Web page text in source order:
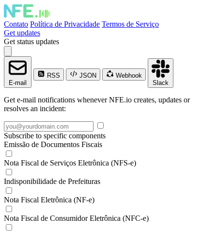
Contato Política de Privacidade Termos de Serviço
Get updates
Get status updates
E-mail
RSS JSON
Webhook
Slack
Get e-mail notifications whenever NFE.io creates, updates or
resolves an incident:
Subscribe to specific components
Emissão de Documentos Fiscais
Nota Fiscal de Serviços Eletrônica (NFS-e)
Indisponibilidade de Prefeituras
Nota Fiscal Eletrônica (NF-e)
Nota Fiscal de Consumidor Eletrônica (NFC-e)